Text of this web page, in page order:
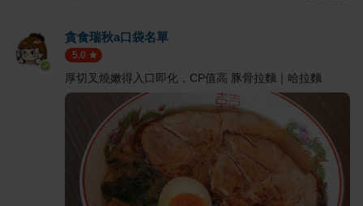
貪食瑞秋a口袋名單
5.0
厚切叉燒嫩得入口即化，CP值高 豚骨拉麵｜哈拉麵